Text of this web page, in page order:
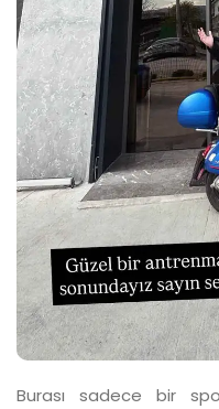
Burası sadece bir